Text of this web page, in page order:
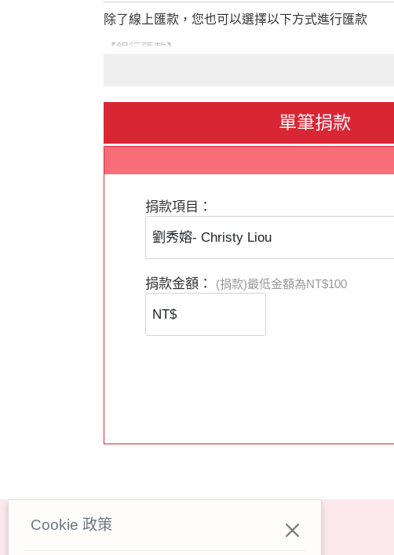
除了線上匯款，您也可以選擇以下方式進行匯款
【銀行匯款】
戶名：社團法人台灣OM世界福音動員會
＊匯款後請聯繫財務同工，告知奉獻者姓名、
【郵局匯款】
郵局劃撥帳號：50223011
＊請在劃撥單備註奉獻者姓名、地址、
匯款相關問題請洽OM財務同工
財務專線：0978-640445
finance.tw@om.org
單筆捐款
捐款項目：
捐款金額： (捐款)最低金額為NT$100
Cookie 政策